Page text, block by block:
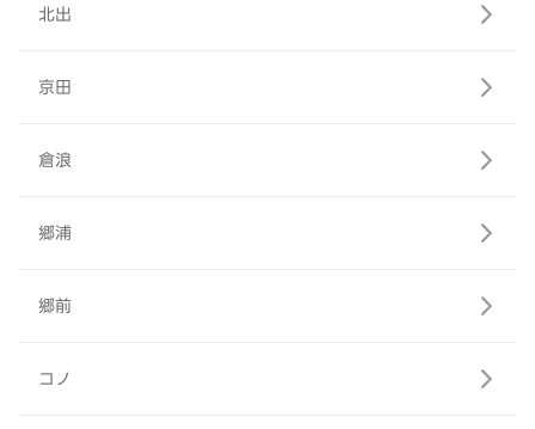
北出
京田
倉浪
郷浦
郷前
コノ